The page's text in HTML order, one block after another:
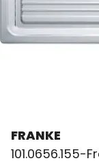
FRANKE
101.0656.155-